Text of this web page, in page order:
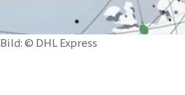
Bild: © DHL Express